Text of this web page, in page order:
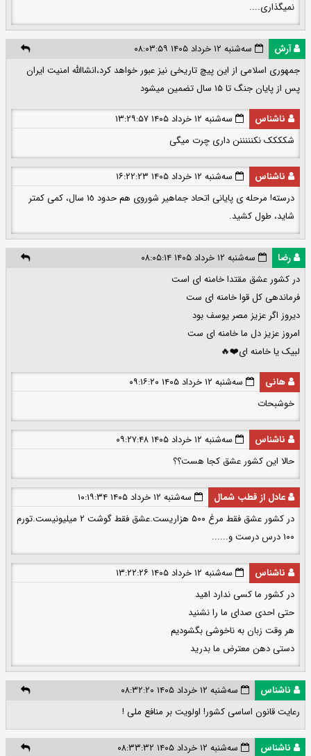
نمیگذاری....
آرش
سه‌شنبه ۱۲ خرداد ۱۴۰۵ ۰۸:۰۳:۵۹
جمهوری اسلامی از این پیچ تاریخی نیز عبور خواهد کرد،انشاالله امنیت ایران
پس از پایان جنگ تا ۱۵ سال تضمین میشود
ناشناس
سه‌شنبه ۱۲ خرداد ۱۴۰۵ ۱۳:۲۹:۵۷
شکککک نکنننننن داری چرت میگی
ناشناس
سه‌شنبه ۱۲ خرداد ۱۴۰۵ ۱۶:۲۲:۲۳
درسته! مرحله ى پايانى اتحاد جماهير شوروى هم حدود ١٥ سال، كمى كمتر
شايد، طول كشيد.
رضا
سه‌شنبه ۱۲ خرداد ۱۴۰۵ ۰۸:۰۵:۱۴
در کشور عشق مقتدا خامنه ای است
فرماندهی کل قوا خامنه ای ست
دیروز اگر عزیز مصر یوسف بود
امروز عزیز دل ما خامنه ای ست
لبیک یا خامنه ای❤️🔥
هانی
سه‌شنبه ۱۲ خرداد ۱۴۰۵ ۰۹:۱۶:۲۰
خوشبحات
ناشناس
سه‌شنبه ۱۲ خرداد ۱۴۰۵ ۰۹:۲۷:۴۸
حالا این کشور عشق کجا هست؟؟
عادل از قطب شمال
سه‌شنبه ۱۲ خرداد ۱۴۰۵ ۱۰:۱۹:۳۴
در کشور عشق فقط مرغ ۵۰۰ هزاریست.عشق فقط گوشت ۲ میلیونیست.تورم
۱۰۰ درس درست و......
ناشناس
سه‌شنبه ۱۲ خرداد ۱۴۰۵ ۱۳:۲۲:۲۶
در کشور ما کسی ندارد امّید
حتی احدی صدای ما را نشنید
هر وقت زبان به ناخوشی بگشودیم
دستی دهن معترض ما بدرید
ناشناس
سه‌شنبه ۱۲ خرداد ۱۴۰۵ ۰۸:۳۲:۲۰
رعایت قانون اساسی کشور! اولویت بر منافع ملی !
ناشناس
سه‌شنبه ۱۲ خرداد ۱۴۰۵ ۰۸:۳۳:۳۲